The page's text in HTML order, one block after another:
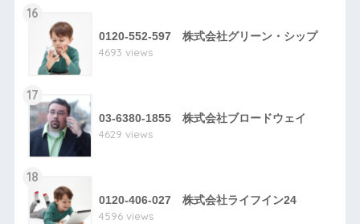
16
0120-552-597 株式会社グリーン・シップ
4693 views
17
03-6380-1855 株式会社ブロードウェイ
4629 views
18
0120-406-027 株式会社ライフイン24
4596 views